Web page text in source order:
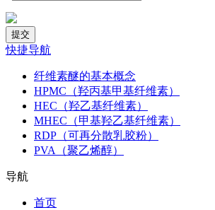
快捷导航
纤维素醚的基本概念
HPMC（羟丙基甲基纤维素）
HEC（羟乙基纤维素）
MHEC（甲基羟乙基纤维素）
RDP（可再分散乳胶粉）
PVA（聚乙烯醇）
导航
首页